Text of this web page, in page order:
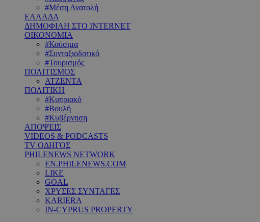
#Μέση Ανατολή
ΕΛΛΑΔΑ
ΔΗΜΟΦΙΛΗ ΣΤΟ INTERNET
ΟΙΚΟΝΟΜΙΑ
#Καύσιμα
#Συνταξιοδοτικό
#Τουρισμός
ΠΟΛΙΤΙΣΜΟΣ
ΑΤΖΕΝΤΑ
ΠΟΛΙΤΙΚΗ
#Κυπριακό
#Βουλή
#Κυβέρνηση
ΑΠΟΨΕΙΣ
VIDEOS & PODCASTS
TV ΟΔΗΓΟΣ
PHILENEWS NETWORK
EN.PHILENEWS.COM
LIKE
GOAL
ΧΡΥΣΕΣ ΣΥΝΤΑΓΕΣ
KARIERA
IN-CYPRUS PROPERTY